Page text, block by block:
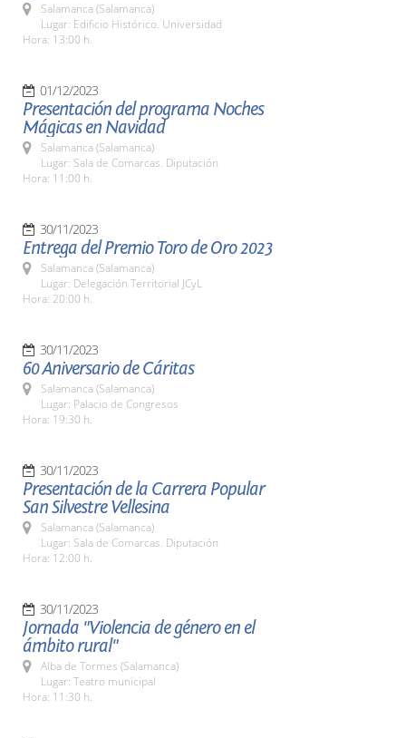
Salamanca (Salamanca)
Lugar: Edificio Histórico. Universidad
Hora: 13:00 h.
01/12/2023
Presentación del programa Noches
Mágicas en Navidad
Salamanca (Salamanca)
Lugar: Sala de Comarcas. Diputación
Hora: 11:00 h.
30/11/2023
Entrega del Premio Toro de Oro 2023
Salamanca (Salamanca)
Lugar: Delegación Territorial JCyL
Hora: 20:00 h.
30/11/2023
60 Aniversario de Cáritas
Salamanca (Salamanca)
Lugar: Palacio de Congresos
Hora: 19:30 h.
30/11/2023
Presentación de la Carrera Popular
San Silvestre Vellesina
Salamanca (Salamanca)
Lugar: Sala de Comarcas. Diputación
Hora: 12:00 h.
30/11/2023
Jornada "Violencia de género en el
ámbito rural"
Alba de Tormes (Salamanca)
Lugar: Teatro municipal
Hora: 11:30 h.